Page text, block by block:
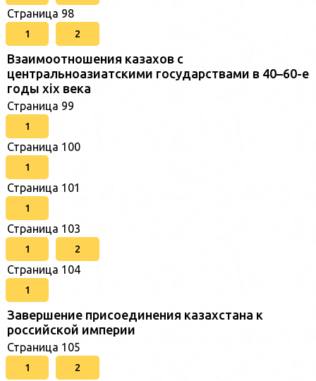
Страница 98
1 2
Взаимоотношения казахов с
центральноазиатскими государствами в 40–60-е
годы xix века
Страница 99
1
Страница 100
1
Страница 101
1
Страница 103
1 2
Страница 104
1
Завершение присоединения казахстана к
российской империи
Страница 105
1 2